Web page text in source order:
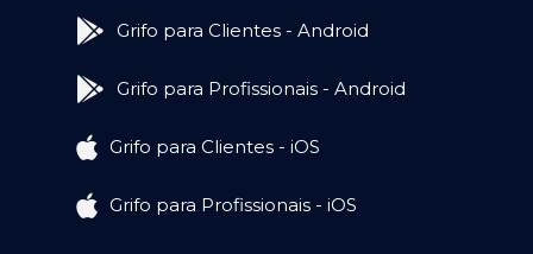
Grifo para Clientes - Android
Grifo para Profissionais - Android
Grifo para Clientes - iOS
Grifo para Profissionais - iOS